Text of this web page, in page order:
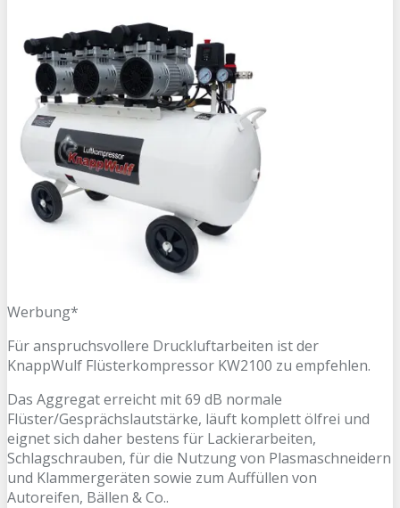
Werbung*
Für anspruchsvollere Druckluftarbeiten ist der
KnappWulf Flüsterkompressor KW2100 zu empfehlen.
Das Aggregat erreicht mit 69 dB normale
Flüster/Gesprächslautstärke, läuft komplett ölfrei und
eignet sich daher bestens für Lackierarbeiten,
Schlagschrauben, für die Nutzung von Plasmaschneidern
und Klammergeräten sowie zum Auffüllen von
Autoreifen, Bällen & Co..